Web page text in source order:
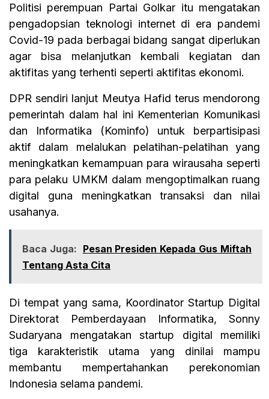
Politisi perempuan Partai Golkar itu mengatakan
pengadopsian teknologi internet di era pandemi
Covid-19 pada berbagai bidang sangat diperlukan
agar bisa melanjutkan kembali kegiatan dan
aktifitas yang terhenti seperti aktifitas ekonomi.
DPR sendiri lanjut Meutya Hafid terus mendorong
pemerintah dalam hal ini Kementerian Komunikasi
dan Informatika (Kominfo) untuk berpartisipasi
aktif dalam melalukan pelatihan-pelatihan yang
meningkatkan kemampuan para wirausaha seperti
para pelaku UMKM dalam mengoptimalkan ruang
digital guna meningkatkan transaksi dan nilai
usahanya.
Baca Juga: Pesan Presiden Kepada Gus Miftah
Tentang Asta Cita
Di tempat yang sama, Koordinator Startup Digital
Direktorat Pemberdayaan Informatika, Sonny
Sudaryana mengatakan startup digital memiliki
tiga karakteristik utama yang dinilai mampu
membantu mempertahankan perekonomian
Indonesia selama pandemi.